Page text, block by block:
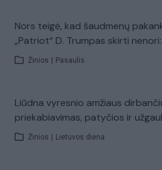
Nors teigė, kad šaudmenų
„Patriot“ D. Trumpas skirti
Žinios Pasaulis
Liūdna vyresnio amžiaus
priekabiavimas, patyčios ir
Žinios Lietuvos diena